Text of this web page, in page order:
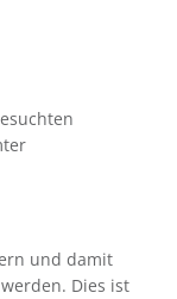
und damit
Dies ist